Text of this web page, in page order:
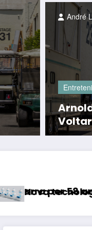
André
dos
Como os